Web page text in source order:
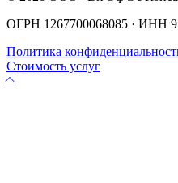
ОГРН 1267700068085 · ИНН
Политика
Стоимость услуг